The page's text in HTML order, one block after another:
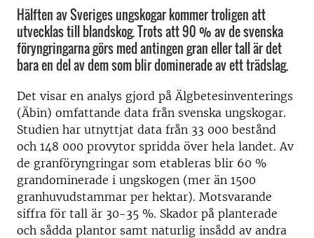
Hälften av Sveriges ungskogar kommer troligen att
utvecklas till blandskog. Trots att 90 % av de svenska
föryngringarna görs med antingen gran eller tall är det
bara en del av dem som blir dominerade av ett trädslag.
Det visar en analys gjord på Älgbetesinventerings
(Äbin) omfattande data från svenska ungskogar.
Studien har utnyttjat data från 33 000 bestånd
och 148 000 provytor spridda över hela landet. Av
de granföryngringar som etableras blir 60 %
grandominerade i ungskogen (mer än 1500
granhuvudstammar per hektar). Motsvarande
siffra för tall är 30-35 %. Skador på planterade
och sådda plantor samt naturlig insådd av andra